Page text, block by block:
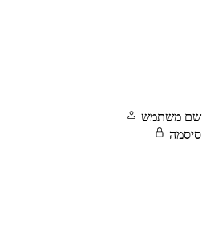
שם משתמש
סיסמה